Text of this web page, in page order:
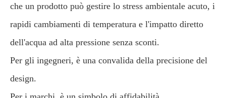
che un prodotto può gestire lo stress ambientale acuto, i
rapidi cambiamenti di temperatura e l'impatto diretto
dell'acqua ad alta pressione senza sconti.
Per gli ingegneri, è una convalida della precisione del
design.